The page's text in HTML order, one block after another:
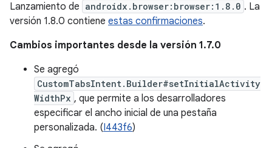
Lanzamiento de androidx.browser:browser:1.8.0 . La
versión 1.8.0 contiene estas confirmaciones.
Cambios importantes desde la versión 1.7.0
Se agregó
CustomTabsIntent.Builder#setInitialActivity
WidthPx , que permite a los desarrolladores
especificar el ancho inicial de una pestaña
personalizada. (I443f6)